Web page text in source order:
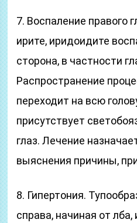
7. Воспаление правого
ирите, иридоидите
сторона, в частности
Распространение
переходит на всю
присутствует
глаз. Лечение
выяснения причины,
8. Гипертония.
справа, начиная от